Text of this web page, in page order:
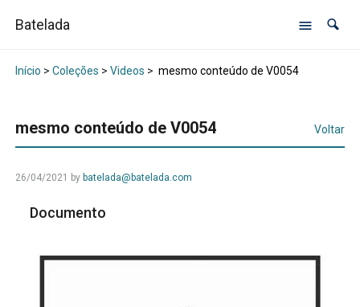
Batelada
Início > Coleções > Videos > mesmo conteúdo de V0054
mesmo conteúdo de V0054 Voltar
26/04/2021 by batelada@batelada.com
Documento